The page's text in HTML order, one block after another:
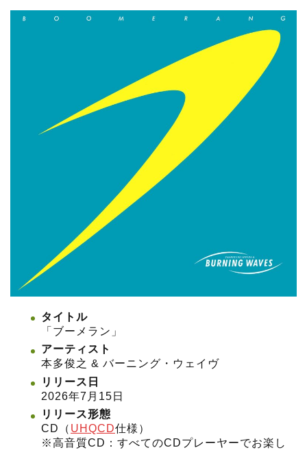
タイトル
「ブーメラン」
アーティスト
本多俊之 & バーニング・ウェイヴ
リリース日
2026年7月15日
リリース形態
CD（ UHQCD仕様）
※高音質CD：すべてのCDプレーヤーでお楽し